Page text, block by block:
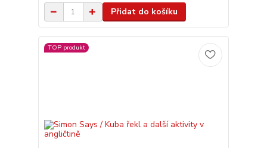
Přidat do košíku
TOP produkt